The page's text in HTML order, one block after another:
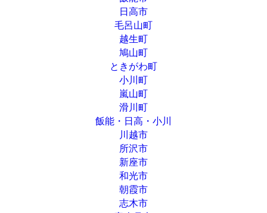
日高市
毛呂山町
越生町
鳩山町
ときがわ町
小川町
嵐山町
滑川町
飯能・日高・小川
川越市
所沢市
新座市
和光市
朝霞市
志木市